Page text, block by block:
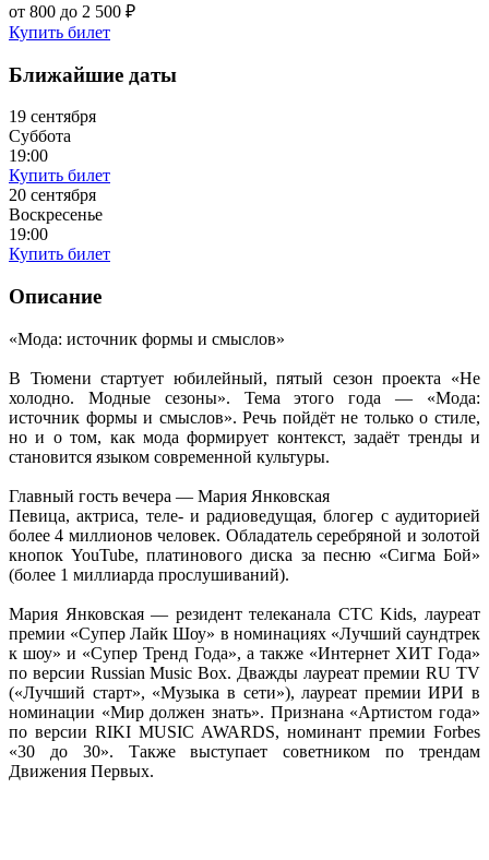
от 800 до 2 500 ₽
Купить билет
Ближайшие даты
19 сентября
Суббота
19:00
Купить билет
20 сентября
Воскресенье
19:00
Купить билет
Описание
«Мода: источник формы и смыслов»
В Тюмени стартует юбилейный, пятый сезон проекта «Не
холодно. Модные сезоны». Тема этого года — «Мода:
источник формы и смыслов». Речь пойдёт не только о стиле,
но и о том, как мода формирует контекст, задаёт тренды и
становится языком современной культуры.
Главный гость вечера — Мария Янковская
Певица, актриса, теле- и радиоведущая, блогер с аудиторией
более 4 миллионов человек. Обладатель серебряной и золотой
кнопок YouTube, платинового диска за песню «Сигма Бой»
(более 1 миллиарда прослушиваний).
Мария Янковская — резидент телеканала СТС Kids, лауреат
премии «Супер Лайк Шоу» в номинациях «Лучший саундтрек
к шоу» и «Супер Тренд Года», а также «Интернет ХИТ Года»
по версии Russian Music Box. Дважды лауреат премии RU TV
(«Лучший старт», «Музыка в сети»), лауреат премии ИРИ в
номинации «Мир должен знать». Признана «Артистом года»
по версии RIKI MUSIC AWARDS, номинант премии Forbes
«30 до 30». Также выступает советником по трендам
Движения Первых.